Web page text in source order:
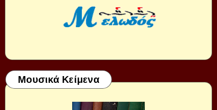
Μουσικά Κείμενα